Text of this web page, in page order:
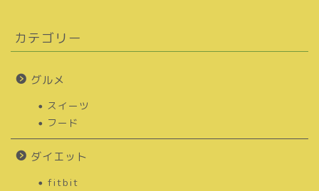
カテゴリー
グルメ
スイーツ
フード
ダイエット
fitbit